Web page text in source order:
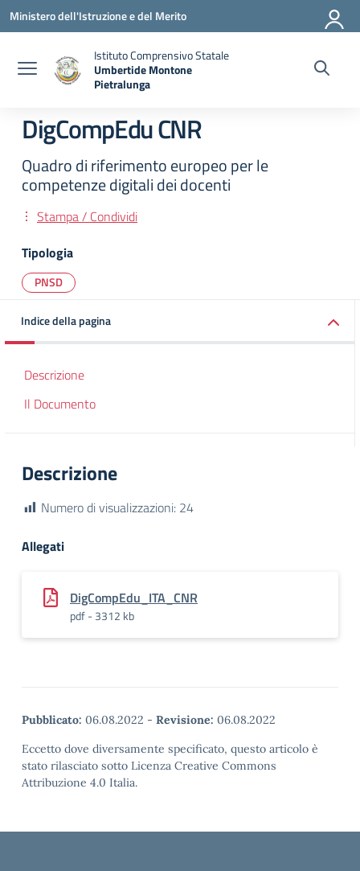
Vai ai contenuti
Vai al menu di navigazione
Vai al footer
Ministero dell'Istruzione e del Merito
Istituto Comprensivo Statale
Umbertide Montone
Pietralunga
DigCompEdu CNR
Quadro di riferimento europeo per le
competenze digitali dei docenti
Stampa / Condividi
Tipologia
PNSD
Indice della pagina
Descrizione
Il Documento
Descrizione
Numero di visualizzazioni: 24
Allegati
DigCompEdu_ITA_CNR
pdf - 3312 kb
Pubblicato: 06.08.2022 - Revisione: 06.08.2022
Eccetto dove diversamente specificato, questo articolo è
stato rilasciato sotto Licenza Creative Commons
Attribuzione 4.0 Italia.